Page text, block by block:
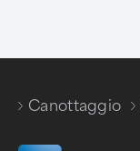
Canottaggio